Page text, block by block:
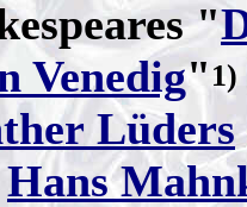
"
Venedig" 1)
Lüders
Hans